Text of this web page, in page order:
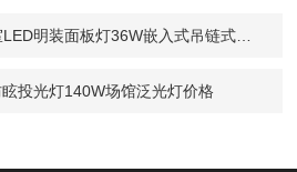
明装面板灯36W嵌入式吊链式安装
投光灯140W场馆泛光灯价格